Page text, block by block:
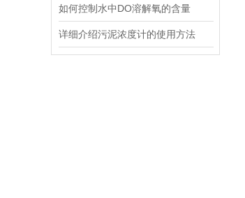
如何控制水中DO溶解氧的含量
详细介绍污泥浓度计的使用方法